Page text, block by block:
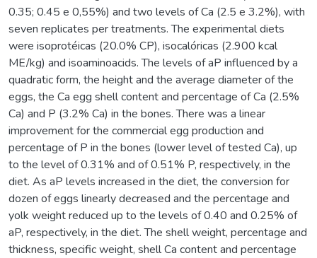
0.35; 0.45 e 0,55%) and two levels of Ca (2.5 e 3.2%), with
seven replicates per treatments. The experimental diets
were isoprotéicas (20.0% CP), isocalóricas (2.900 kcal
ME/kg) and isoaminoacids. The levels of aP influenced by a
quadratic form, the height and the average diameter of the
eggs, the Ca egg shell content and percentage of Ca (2.5%
Ca) and P (3.2% Ca) in the bones. There was a linear
improvement for the commercial egg production and
percentage of P in the bones (lower level of tested Ca), up
to the level of 0.31% and of 0.51% P, respectively, in the
diet. As aP levels increased in the diet, the conversion for
dozen of eggs linearly decreased and the percentage and
yolk weight reduced up to the levels of 0.40 and 0.25% of
aP, respectively, in the diet. The shell weight, percentage and
thickness, specific weight, shell Ca content and percentage